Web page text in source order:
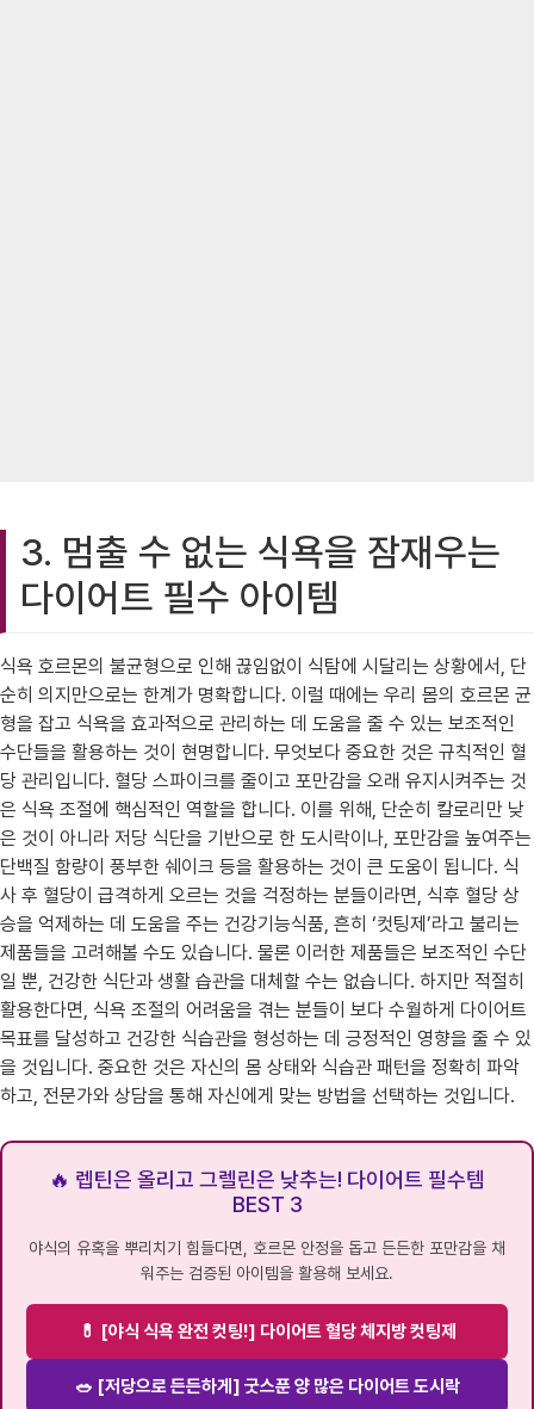
3. 멈출 수 없는 식욕을 잠재우는
다이어트 필수 아이템
식욕 호르몬의 불균형으로 인해 끊임없이 식탐에 시달리는 상황에서, 단
순히 의지만으로는 한계가 명확합니다. 이럴 때에는 우리 몸의 호르몬 균
형을 잡고 식욕을 효과적으로 관리하는 데 도움을 줄 수 있는 보조적인
수단들을 활용하는 것이 현명합니다. 무엇보다 중요한 것은 규칙적인 혈
당 관리입니다. 혈당 스파이크를 줄이고 포만감을 오래 유지시켜주는 것
은 식욕 조절에 핵심적인 역할을 합니다. 이를 위해, 단순히 칼로리만 낮
은 것이 아니라 저당 식단을 기반으로 한 도시락이나, 포만감을 높여주는
단백질 함량이 풍부한 쉐이크 등을 활용하는 것이 큰 도움이 됩니다. 식
사 후 혈당이 급격하게 오르는 것을 걱정하는 분들이라면, 식후 혈당 상
승을 억제하는 데 도움을 주는 건강기능식품, 흔히 ‘컷팅제’라고 불리는
제품들을 고려해볼 수도 있습니다. 물론 이러한 제품들은 보조적인 수단
일 뿐, 건강한 식단과 생활 습관을 대체할 수는 없습니다. 하지만 적절히
활용한다면, 식욕 조절의 어려움을 겪는 분들이 보다 수월하게 다이어트
목표를 달성하고 건강한 식습관을 형성하는 데 긍정적인 영향을 줄 수 있
을 것입니다. 중요한 것은 자신의 몸 상태와 식습관 패턴을 정확히 파악
하고, 전문가와 상담을 통해 자신에게 맞는 방법을 선택하는 것입니다.
🔥 렙틴은 올리고 그렐린은 낮추는! 다이어트 필수템
BEST 3
야식의 유혹을 뿌리치기 힘들다면, 호르몬 안정을 돕고 든든한 포만감을 채
워주는 검증된 아이템을 활용해 보세요.
💊 [야식 식욕 완전 컷팅!] 다이어트 혈당 체지방 컷팅제
🥗 [저당으로 든든하게] 굿스푼 양 많은 다이어트 도시락